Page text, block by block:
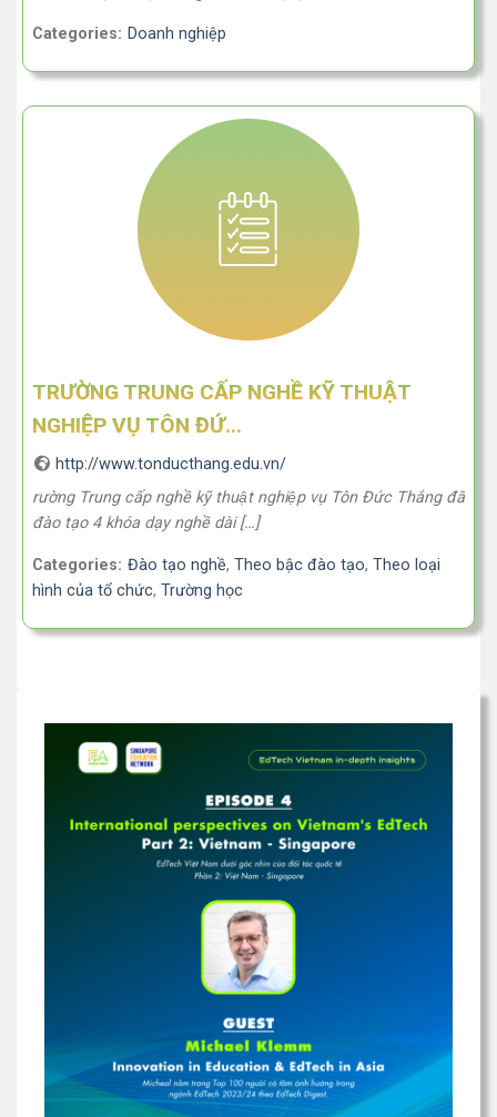
Categories: Doanh nghiệp
TRƯỜNG TRUNG CẤP NGHỀ KỸ THUẬT
NGHIỆP VỤ TÔN ĐỨ...
http://www.tonducthang.edu.vn/
rường Trung cấp nghề kỹ thuật nghiệp vụ Tôn Đức Thắng đã
đào tạo 4 khóa dạy nghề dài […]
Categories: Đào tạo nghề, Theo bậc đào tạo, Theo loại
hình của tổ chức, Trường học